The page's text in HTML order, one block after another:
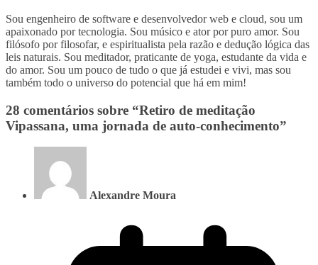
Sou engenheiro de software e desenvolvedor web e cloud, sou um
apaixonado por tecnologia. Sou músico e ator por puro amor. Sou
filósofo por filosofar, e espiritualista pela razão e dedução lógica das
leis naturais. Sou meditador, praticante de yoga, estudante da vida e
do amor. Sou um pouco de tudo o que já estudei e vivi, mas sou
também todo o universo do potencial que há em mim!
28 comentários sobre “Retiro de meditação
Vipassana, uma jornada de auto-conhecimento”
Alexandre Moura